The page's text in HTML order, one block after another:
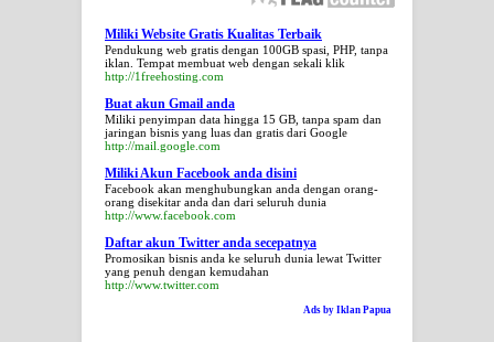
Miliki Website Gratis Kualitas Terbaik
Pendukung web gratis dengan 100GB spasi, PHP, tanpa
iklan. Tempat membuat web dengan sekali klik
http://1freehosting.com
Buat akun Gmail anda
Miliki penyimpan data hingga 15 GB, tanpa spam dan
jaringan bisnis yang luas dan gratis dari Google
http://mail.google.com
Miliki Akun Facebook anda disini
Facebook akan menghubungkan anda dengan orang-
orang disekitar anda dan dari seluruh dunia
http://www.facebook.com
Daftar akun Twitter anda secepatnya
Promosikan bisnis anda ke seluruh dunia lewat Twitter
yang penuh dengan kemudahan
http://www.twitter.com
Ads by Iklan Papua